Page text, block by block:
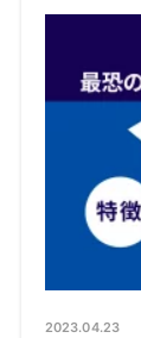
2023.04.23